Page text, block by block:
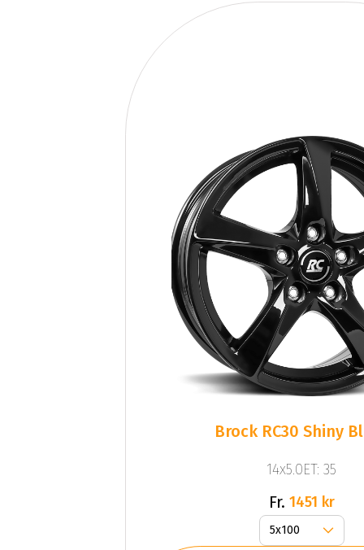
Brock RC30 Shiny
14x5.0ET: 35
Fr. 1451 kr